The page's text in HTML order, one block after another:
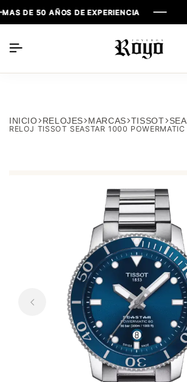
50 AÑOS DE EXPERIENCIA
50 AÑOS DE EXPERIENCIA
50 AÑOS DE EXPERIENCIA
INICIO RELOJES MARCAS TISSOT
RELOJ TISSOT SEASTAR 1000